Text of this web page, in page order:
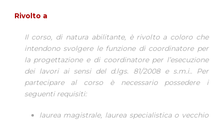
Rivolto a
Il corso, di natura abilitante, è rivolto a coloro che
intendono svolgere le funzione di coordinatore per
la progettazione e di coordinatore per l’esecuzione
dei lavori ai sensi del d.lgs. 81/2008 e s.m.i.. Per
partecipare al corso è necessario possedere i
seguenti requisiti:
laurea magistrale, laurea specialistica o vecchio